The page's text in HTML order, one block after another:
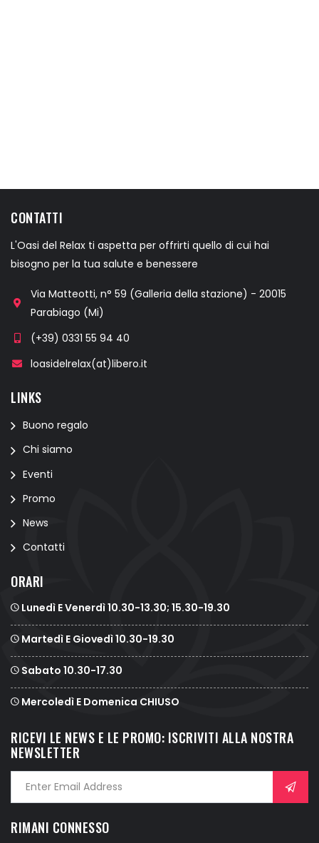
CONTATTI
L'Oasi del Relax ti aspetta per offrirti quello di cui hai
bisogno per la tua salute e benessere
Via Matteotti, n° 59 (Galleria della stazione) - 20015
Parabiago (Mi)
(+39) 0331 55 94 40
loasidelrelax(at)libero.it
LINKS
Buono regalo
Chi siamo
Eventi
Promo
News
Contatti
ORARI
Lunedì E Venerdì 10.30-13.30; 15.30-19.30
Martedì E Giovedì 10.30-19.30
Sabato 10.30-17.30
Mercoledì E Domenica CHIUSO
RICEVI LE NEWS E LE PROMO: ISCRIVITI ALLA NOSTRA
NEWSLETTER
RIMANI CONNESSO